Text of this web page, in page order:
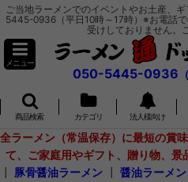
ご当地ラーメンでのイベントやお土産、
5445-0936（平日10時～17時）※お電話
受けしておりません。
メニュー
050-5445-0936
商品検索 カテゴリ 法人様向け
全ラーメン（常温保存）に最短の賞
て、ご家庭用やギフト、贈り物、景
豚骨醤油ラーメン 醤油ラーメン